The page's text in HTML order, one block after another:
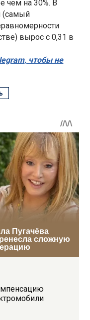
чем на 30%. В
(самый
вырос с 0,31 в
чтобы не